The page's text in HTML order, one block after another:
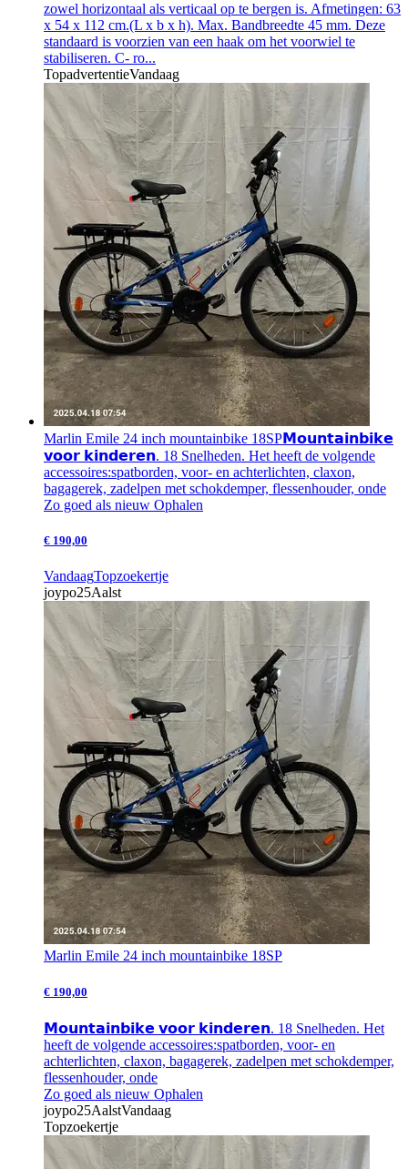
zowel horizontaal als verticaal op te bergen is. Afmetingen: 63
x 54 x 112 cm.(L x b x h). Max. Bandbreedte 45 mm. Deze
standaard is voorzien van een haak om het voorwiel te
stabiliseren. C- ro...
TopadvertentieVandaag
Marlin Emile 24 inch mountainbike 18SP 𝗠𝗼𝘂𝗻𝘁𝗮𝗶𝗻𝗯𝗶𝗸𝗲
𝘃𝗼𝗼𝗿 𝗸𝗶𝗻𝗱𝗲𝗿𝗲𝗻. 18 Snelheden. Het heeft de volgende
accessoires:spatborden, voor- en achterlichten, claxon,
bagagerek, zadelpen met schokdemper, flessenhouder, onde
Zo goed als nieuw Ophalen
€ 190,00
VandaagTopzoekertje
joypo25Aalst
Marlin Emile 24 inch mountainbike 18SP
€ 190,00
𝗠𝗼𝘂𝗻𝘁𝗮𝗶𝗻𝗯𝗶𝗸𝗲 𝘃𝗼𝗼𝗿 𝗸𝗶𝗻𝗱𝗲𝗿𝗲𝗻. 18 Snelheden. Het
heeft de volgende accessoires:spatborden, voor- en
achterlichten, claxon, bagagerek, zadelpen met schokdemper,
flessenhouder, onde
Zo goed als nieuw Ophalen
joypo25AalstVandaag
Topzoekertje